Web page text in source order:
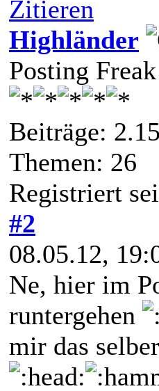
Zitieren
Highländer
Posting Freak
Beiträge:
Themen: 26
Registriert
#2
08.05.12,
Ne, hier im
runtergehen
mir das